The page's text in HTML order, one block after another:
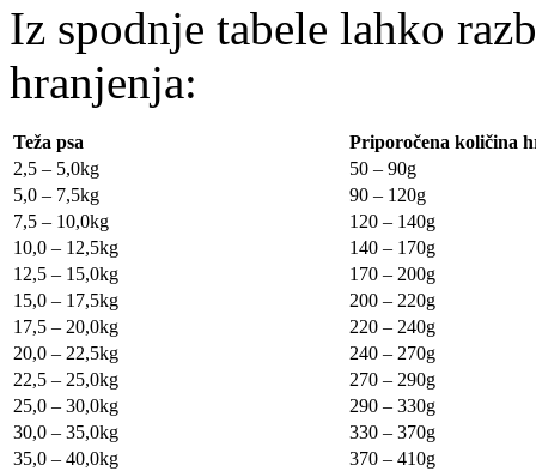
Iz spodnje tabele lahko
hranjenja:
Teža psa
Priporočena količina
2,5 – 5,0kg
50 – 90g
5,0 – 7,5kg
90 – 120g
7,5 – 10,0kg
120 – 140g
10,0 – 12,5kg
140 – 170g
12,5 – 15,0kg
170 – 200g
15,0 – 17,5kg
200 – 220g
17,5 – 20,0kg
220 – 240g
20,0 – 22,5kg
240 – 270g
22,5 – 25,0kg
270 – 290g
25,0 – 30,0kg
290 – 330g
30,0 – 35,0kg
330 – 370g
35,0 – 40,0kg
370 – 410g